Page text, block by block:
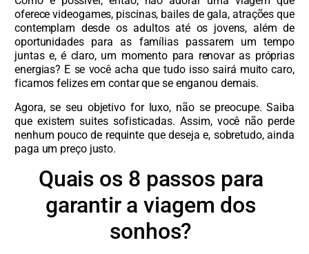
oferece videogames, piscinas, bailes de gala, atrações que
contemplam desde os adultos até os jovens, além de
oportunidades para as famílias passarem um tempo
juntas e, é claro, um momento para renovar as próprias
energias? E se você acha que tudo isso sairá muito caro,
ficamos felizes em contar que se enganou demais.
Agora, se seu objetivo for luxo, não se preocupe. Saiba
que existem suites sofisticadas. Assim, você não perde
nenhum pouco de requinte que deseja e, sobretudo, ainda
paga um preço justo.
Quais os 8 passos para
garantir a viagem dos
sonhos?